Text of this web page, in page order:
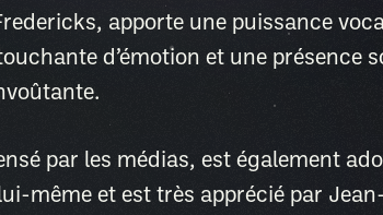
apporte une puissance
d’émotion et une présence
par les médias, est également
même et est très apprécié par